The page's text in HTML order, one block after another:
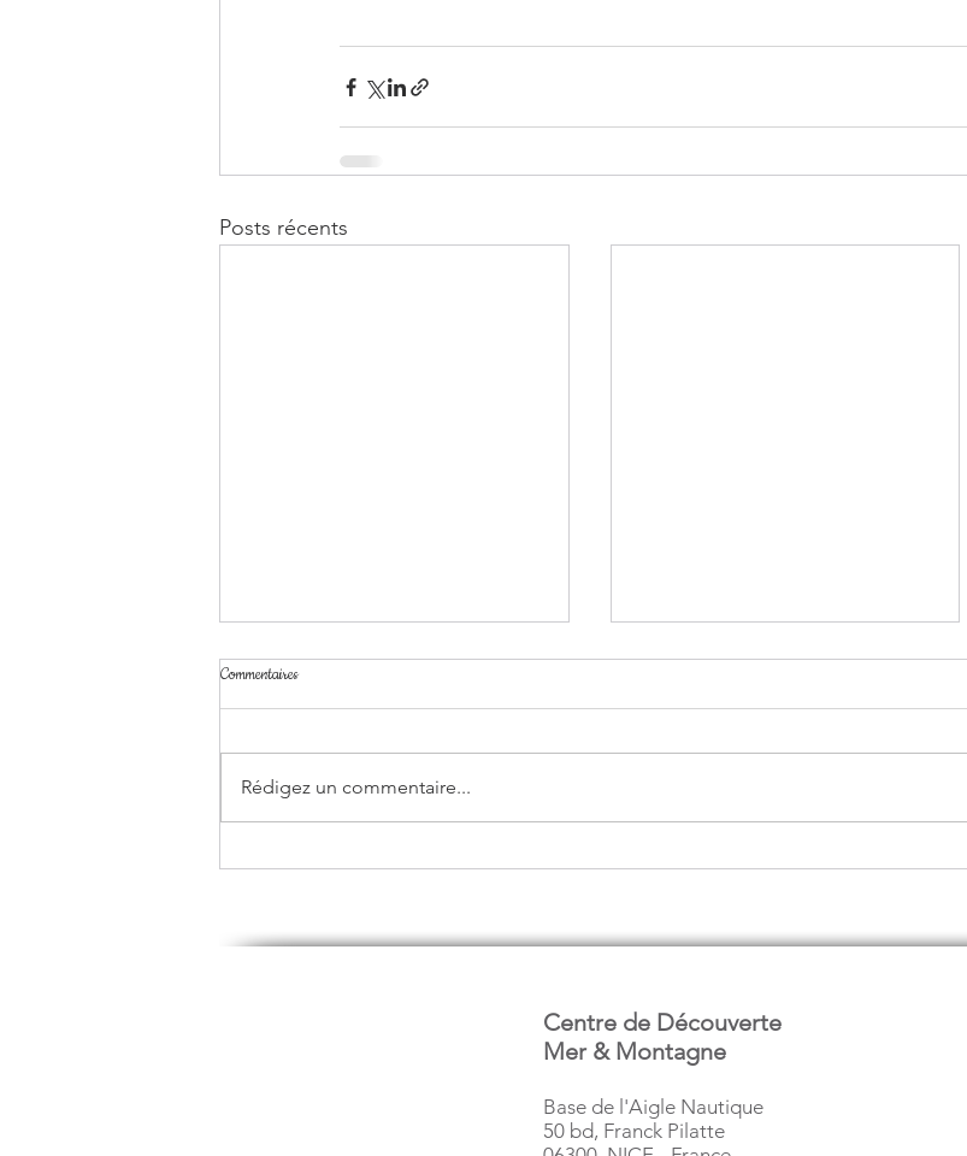
Posts récents
Programme des vacances d'été 2026
Commentaires
Rédigez un commentaire...
Centre de Découverte
Mer & Montagne
Base de l'Aigle Nautique
50 bd, Franck Pilatte